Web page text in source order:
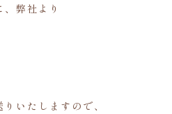
弊社より
いたしますので、